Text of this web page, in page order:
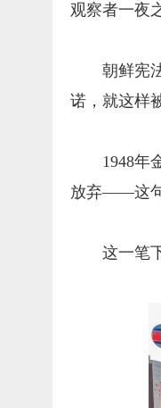
观察者一夜
朝鲜宪
诺，就这样
1948年
放弃——这句
这一笔